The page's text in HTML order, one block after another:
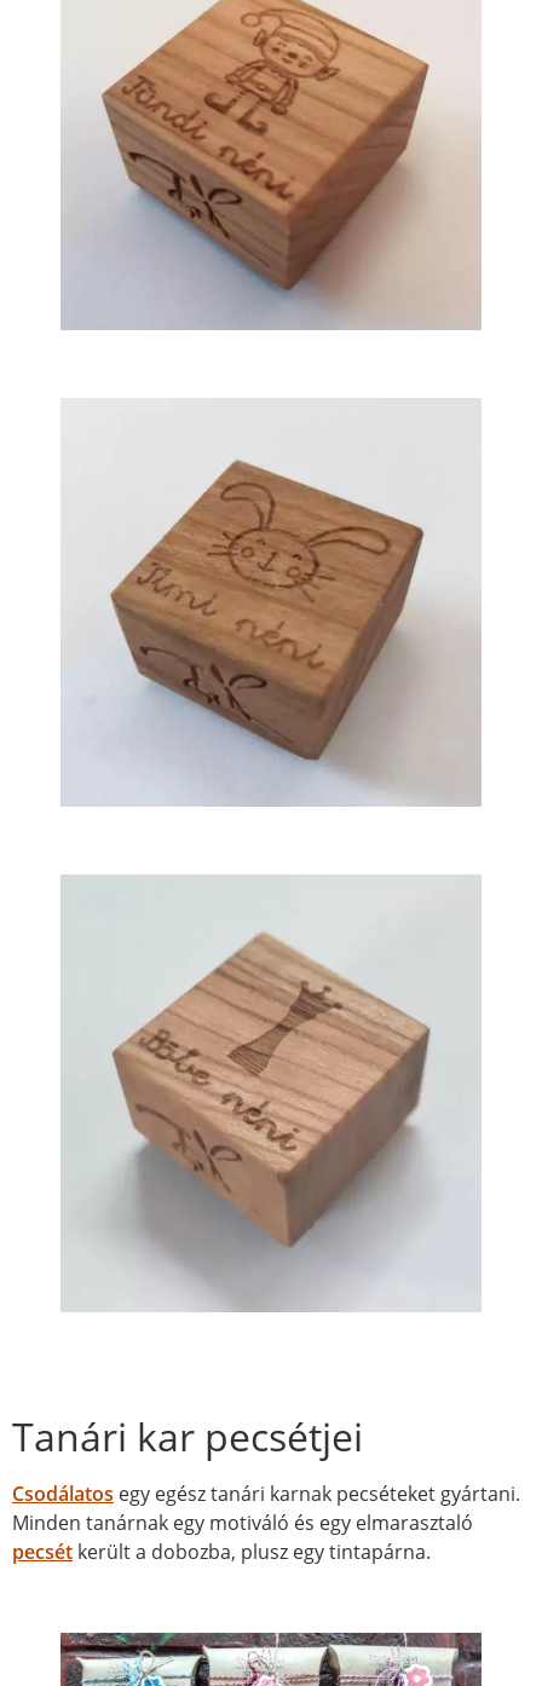
Tanári kar pecsétjei
Csodálatos egy egész tanári karnak pecséteket gyártani.
Minden tanárnak egy motiváló és egy elmarasztaló
pecsét került a dobozba, plusz egy tintapárna.